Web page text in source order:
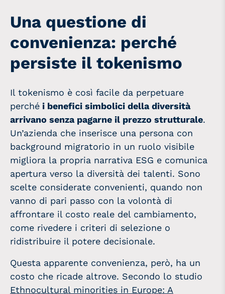
Una questione di
convenienza: perché
persiste il tokenismo
Il tokenismo è così facile da perpetuare
perché i benefici simbolici della diversità
arrivano senza pagarne il prezzo strutturale.
Un’azienda che inserisce una persona con
background migratorio in un ruolo visibile
migliora la propria narrativa ESG e comunica
apertura verso la diversità dei talenti. Sono
scelte considerate convenienti, quando non
vanno di pari passo con la volontà di
affrontare il costo reale del cambiamento,
come rivedere i criteri di selezione o
ridistribuire il potere decisionale.
Questa apparente convenienza, però, ha un
costo che ricade altrove. Secondo lo studio
Ethnocultural minorities in Europe: A